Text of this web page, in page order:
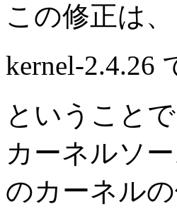
この修正は、
kernel-2.4.26
ということ
カーネルソ
のカーネル